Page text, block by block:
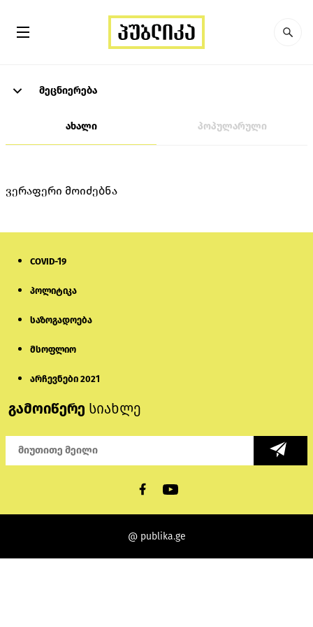
მეცნიერება
ახალი პოპულარული
ვერაფერი მოიძებნა
COVID-19
პოლიტიკა
საზოგადოება
მსოფლიო
არჩევნები 2021
გამოიწერე სიახლე
@ publika.ge